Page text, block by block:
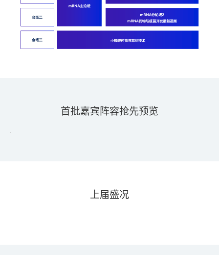
首批嘉宾阵容抢先预览
上届盛况